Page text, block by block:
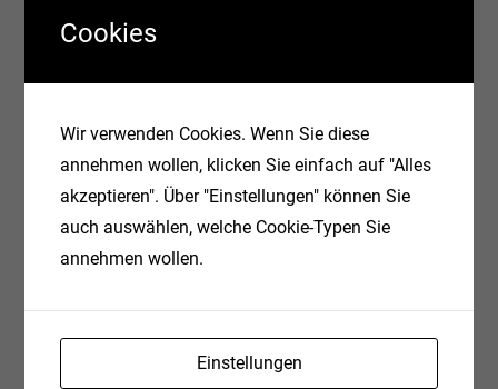
Name
Cookies
Wir verwenden Cookies. Wenn Sie diese
annehmen wollen, klicken Sie einfach auf "Alles
akzeptieren". Über "Einstellungen" können Sie
auch auswählen, welche Cookie-Typen Sie
annehmen wollen.
Einstellungen